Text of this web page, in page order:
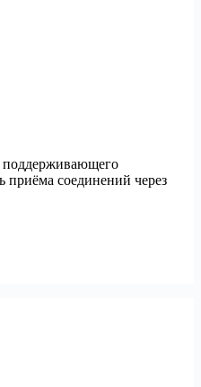
поддерживающего
приёма соединений через